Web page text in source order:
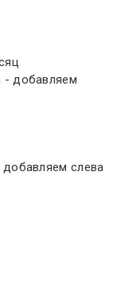
- добавляем
добавляем слева